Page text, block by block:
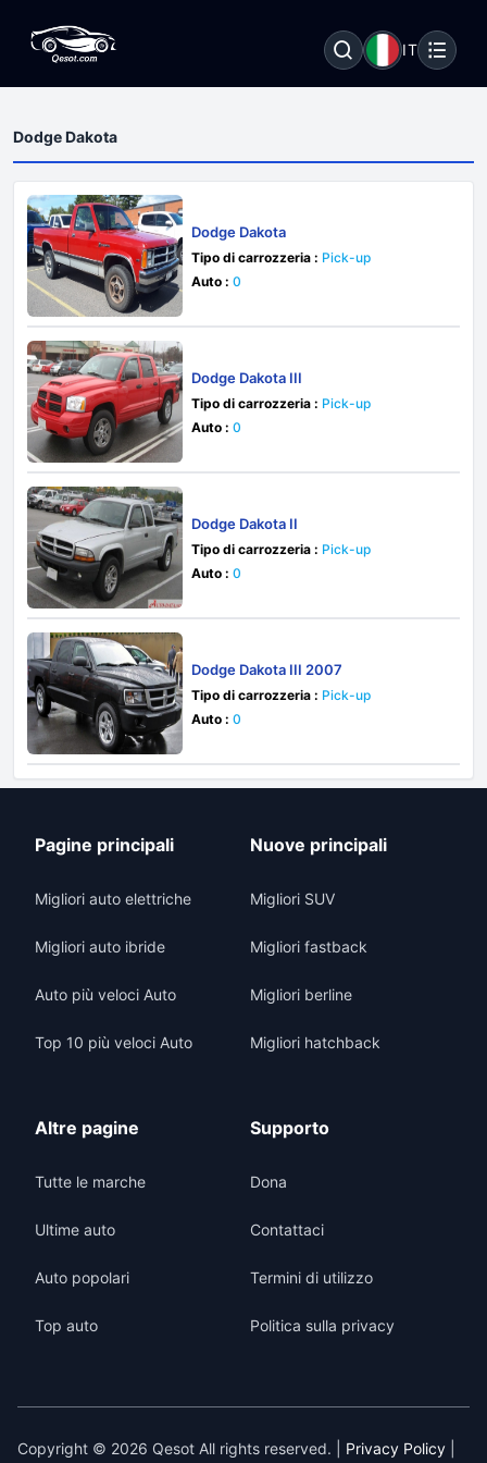
IT
Dodge Dakota
Dodge Dakota
Tipo di carrozzeria : Pick-up
Auto : 0
Dodge Dakota III
Tipo di carrozzeria : Pick-up
Auto : 0
Dodge Dakota II
Tipo di carrozzeria : Pick-up
Auto : 0
Dodge Dakota III 2007
Tipo di carrozzeria : Pick-up
Auto : 0
Pagine principali
Migliori auto elettriche
Migliori auto ibride
Auto più veloci Auto
Top 10 più veloci Auto
Nuove principali
Migliori SUV
Migliori fastback
Migliori berline
Migliori hatchback
Altre pagine
Tutte le marche
Ultime auto
Auto popolari
Top auto
Supporto
Dona
Contattaci
Termini di utilizzo
Politica sulla privacy
Copyright © 2026 Qesot All rights reserved. | Privacy Policy